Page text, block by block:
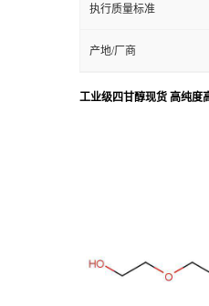
执行质量标准
产地/厂商
工业级四甘醇现货 高纯度